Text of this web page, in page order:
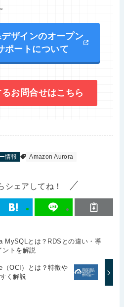
ザインのオープン
ポートについて
お問合せはこちら
情報 Amazon Aurora
シェアしてね！
MySQLとは？RDSとの違い・導
ントを解説
OCI）とは？特徴や
く解説